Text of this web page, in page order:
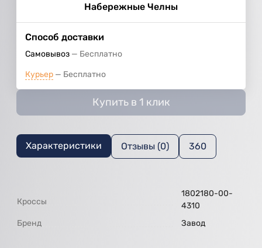
Набережные Челны
Способ доставки
Самовывоз Бесплатно
Курьер Бесплатно
Купить в 1 клик
Характеристики Отзывы (0) 360
Кроссы
1802180-00-
4310
Бренд
Завод